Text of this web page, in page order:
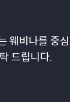
웨비나를 중
드립니다.